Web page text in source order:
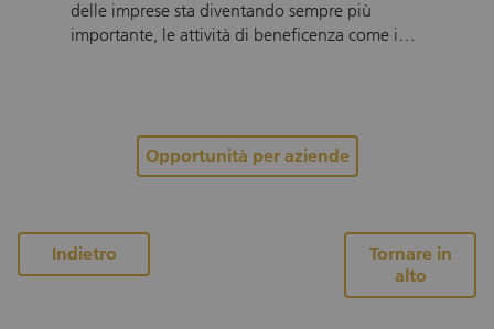
delle imprese sta diventando sempre più
importante, le attività di beneficenza come i
dipendenti dedicano un giorno a una buona
causa. Il vostro impiego di squadra può dare
un contributo significativo alla protezione del
Anche il Centro di Competenza Svizzero
contro il Littering IGSU organizza Social
Responsibility Days per le aziende. Soprattutto
nel campo del littering, le aziende e i loro
Opportunità per aziende
Indietroalla pagina dei progetti
Tornare in
alto